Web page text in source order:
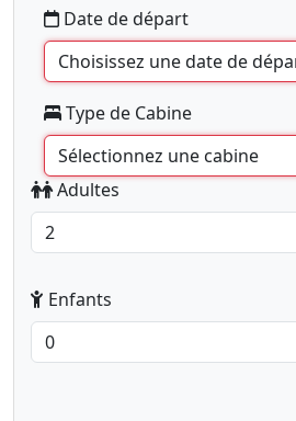
Date de départ
Type de Cabine
Adultes
Enfants